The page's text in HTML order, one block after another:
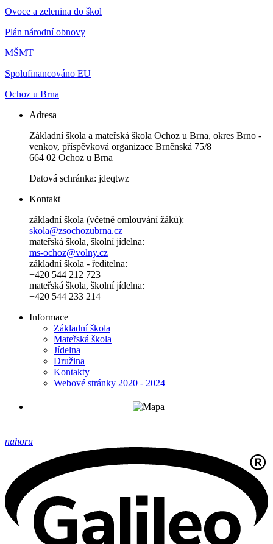
Ovoce a zelenina do škol
Plán národní obnovy
MŠMT
Spolufinancováno EU
Ochoz u Brna
Adresa
Základní škola a mateřská škola Ochoz u Brna, okres Brno -
venkov, příspěvková organizace Brněnská 75/8
664 02 Ochoz u Brna
Datová schránka: jdeqtwz
Kontakt
základní škola (včetně omlouvání žáků):
skola@zsochozubrna.cz
mateřská škola, školní jídelna:
ms-ochoz@volny.cz
základní škola - ředitelna:
+420 544 212 723
mateřská škola, školní jídelna:
+420 544 233 214
Informace
Základní škola
Mateřská škola
Jídelna
Družina
Kontakty
Webové stránky 2020 - 2024
nahoru